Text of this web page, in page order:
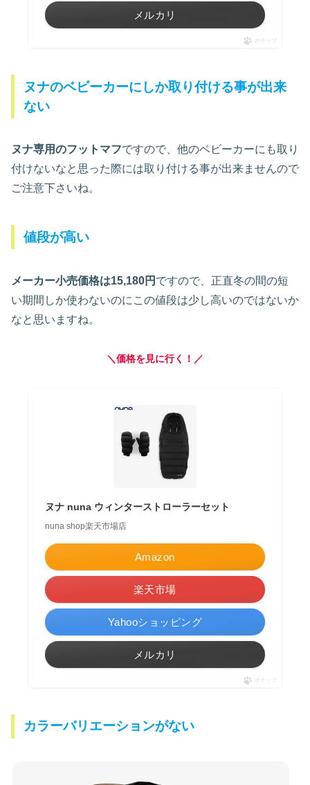
メルカリ
ポチップ
ヌナのベビーカーにしか取り付ける事が出来
ない
ヌナ専用のフットマフですので、他のベビーカーにも取り
付けないなと思った際には取り付ける事が出来ませんので
ご注意下さいね。
値段が高い
メーカー小売価格は15,180円 ですので、正直冬の間の短
い期間しか使わないのにこの値段は少し高いのではないか
なと思いますね。
＼価格を見に行く！／
ヌナ nuna ウィンターストローラーセット
nuna shop楽天市場店
Amazon
楽天市場
Yahooショッピング
メルカリ
ポチップ
カラーバリエーションがない